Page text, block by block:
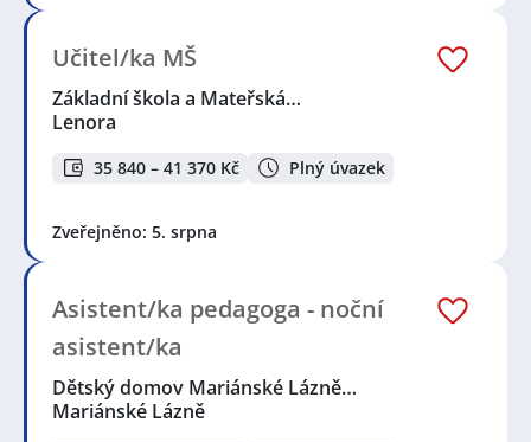
Učitel/ka MŠ
Základní škola a Mateřská…
Lenora
35 840 – 41 370 Kč Plný úvazek
Zveřejněno: 5. srpna
Asistent/ka pedagoga - noční
asistent/ka
Dětský domov Mariánské Lázně…
Mariánské Lázně